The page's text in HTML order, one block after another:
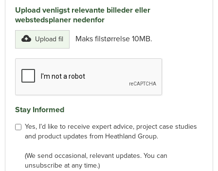
Upload venligst relevante billeder eller
webstedsplaner nedenfor
Upload fil Maks filstørrelse 10MB.
Stay Informed
Yes, I’d like to receive expert advice, project case studies
and product updates from Heathland Group.
(We send occasional, relevant updates. You can
unsubscribe at any time.)